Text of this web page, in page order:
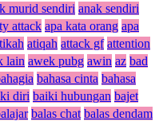
murid sendiri anak sendiri
attack apa kata orang apa
atiqah attack gf attention
lain awek pubg awin az bad
bahasa cinta bahasa
diri baiki hubungan bajet
balas chat balas dendam